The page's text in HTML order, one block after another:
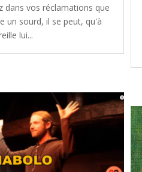
dans vos réclamations que
un sourd, il se peut, qu'à
lui...